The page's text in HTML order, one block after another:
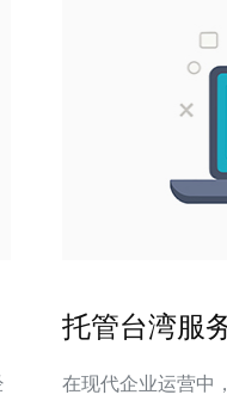
托管台湾服
在现代企业运营中